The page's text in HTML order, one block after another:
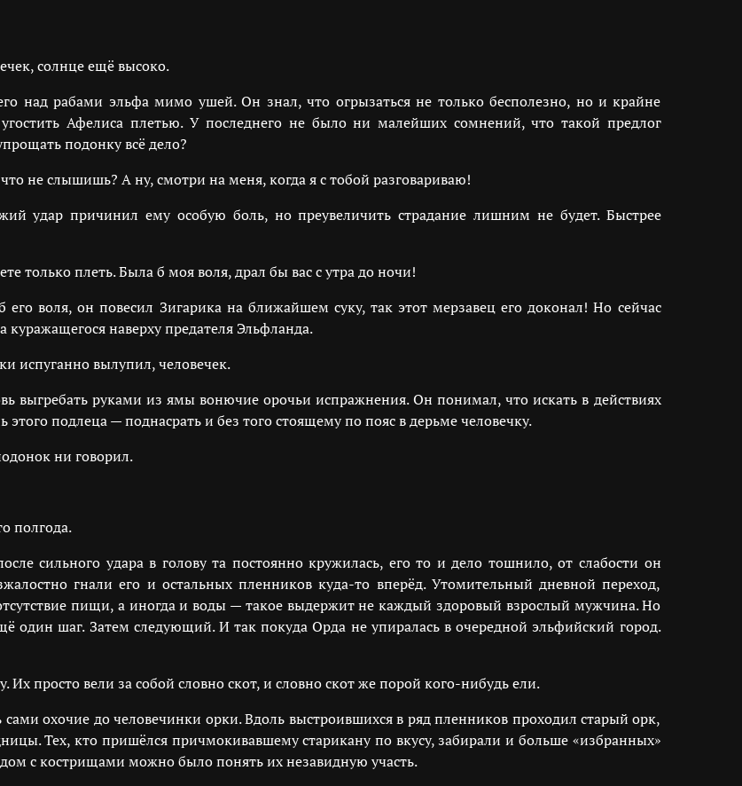
солнце ещё высоко.
над рабами эльфа мимо ушей. Он знал, что огрызаться не только бесполезно, но и крайне
Афелиса плетью. У последнего не было ни малейших сомнений, что такой предлог
подонку всё дело?
не слышишь? А ну, смотри на меня, когда я с тобой разговариваю!
удар причинил ему особую боль, но преувеличить страдание лишним не будет. Быстрее
плеть. Была б моя воля, драл бы вас с утра до ночи!
воля, он повесил Зигарика на ближайшем суку, так этот мерзавец его доконал! Но сейчас
наверху предателя Эльфланда.
испуганно вылупил, человечек.
выгребать руками из ямы вонючие орочьи испражнения. Он понимал, что искать в действиях
этого подлеца — поднасрать и без того стоящему по пояс в дерьме человечку.
ни говорил.
полгода.
сильного удара в голову та постоянно кружилась, его то и дело тошнило, от слабости он
гнали его и остальных пленников куда-то вперёд. Утомительный дневной переход,
пищи, а иногда и воды — такое выдержит не каждый здоровый взрослый мужчина. Но
шаг. Затем следующий. И так покуда Орда не упиралась в очередной эльфийский город.
просто вели за собой словно скот, и словно скот же порой кого-нибудь ели.
охочие до человечинки орки. Вдоль выстроившихся в ряд пленников проходил старый орк,
Тех, кто пришёлся причмокивавшему старикану по вкусу, забирали и больше «избранных»
с кострищами можно было понять их незавидную участь.